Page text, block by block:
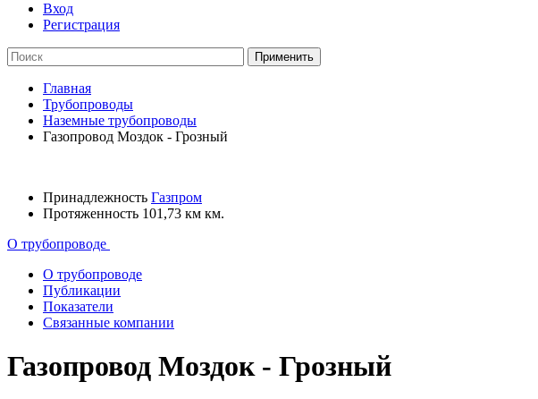
Вход
Регистрация
Главная
Трубопроводы
Наземные трубопроводы
Газопровод Моздок - Грозный
Принадлежность Газпром
Протяженность 101,73 км км.
О трубопроводе
О трубопроводе
Публикации
Показатели
Связанные компании
Газопровод Моздок - Грозный